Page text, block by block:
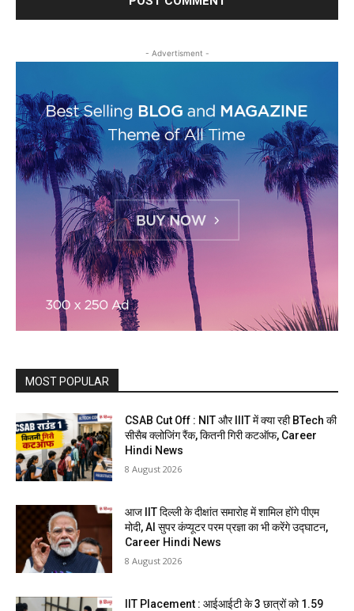
- Advertisment -
MOST POPULAR
CSAB Cut Off : NIT और IIIT में क्या रही BTech की
सीसैब क्लोजिंग रैंक, कितनी गिरी कटऑफ, Career
Hindi News
8 August 2026
आज IIT दिल्ली के दीक्षांत समारोह में शामिल होंगे पीएम
मोदी, AI सुपर कंप्यूटर परम प्रज्ञा का भी करेंगे उद्घाटन,
Career Hindi News
8 August 2026
IIT Placement : आईआईटी के 3 छात्रों को 1.59